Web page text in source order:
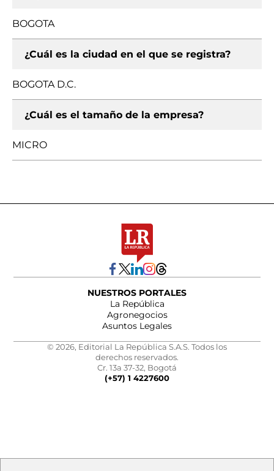
BOGOTA
¿Cuál es la ciudad en el que se registra?
BOGOTA D.C.
¿Cuál es el tamaño de la empresa?
MICRO
NUESTROS PORTALES
La República
Agronegocios
Asuntos Legales
© 2026, Editorial La República S.A.S. Todos los
derechos reservados.
Cr. 13a 37-32, Bogotá
(+57) 1 4227600